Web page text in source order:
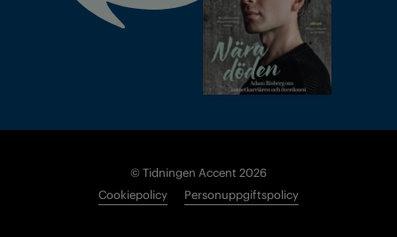
© Tidningen Accent 2026
Cookiepolicy
Personuppgiftspolicy